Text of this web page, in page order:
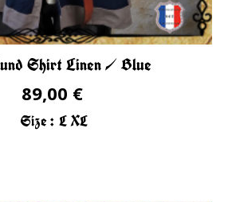
Shirt Linen / Blue
89,00 €
Size : LXL